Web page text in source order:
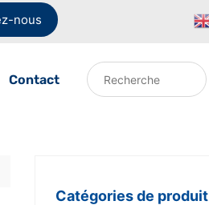
nous
Contact
Catégories de produit